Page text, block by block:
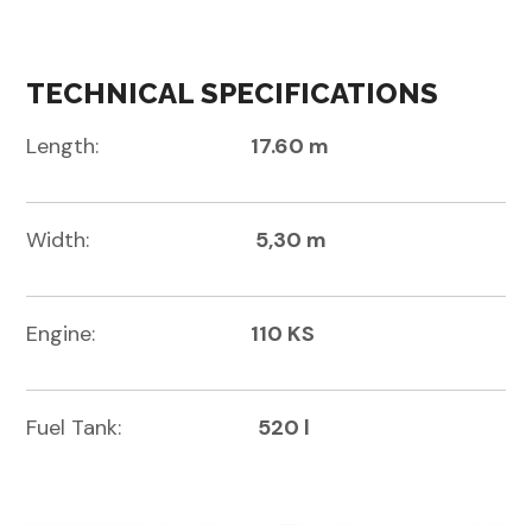
TECHNICAL SPECIFICATIONS
Length: 17.60 m
Width: 5,30 m
Engine: 110 KS
Fuel Tank: 520 l